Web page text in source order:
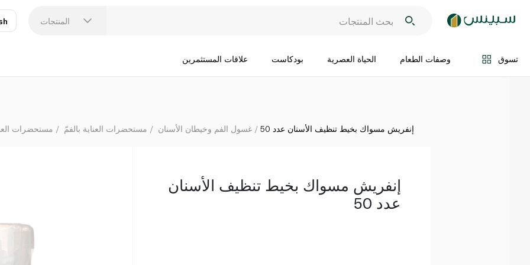
المنتجات
تسوق وصفات الطعام الحياة العصرية بودكاست علاقات المستثمرين
اضف الى السلة
مستحضرات مستحضرات العناية بالفمّ غسول الفم وخيطان الأسنان إنفريش مسواك بخيط تنظيف الأسنان عدد 50
إنفريش مسواك بخيط تنظيف الأسنان
عدد 50